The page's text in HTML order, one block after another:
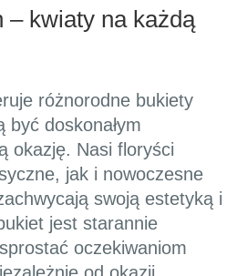
– kwiaty na każdą
różnorodne bukiety
być doskonałym
okazję. Nasi floryści
jak i nowoczesne
swoją estetyką i
jest starannie
oczekiwaniom